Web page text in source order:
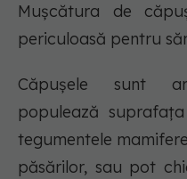
Mușcătura de
periculoasă pentru
Căpuşele sunt
populează
tegumentele
păsărilor, sau pot